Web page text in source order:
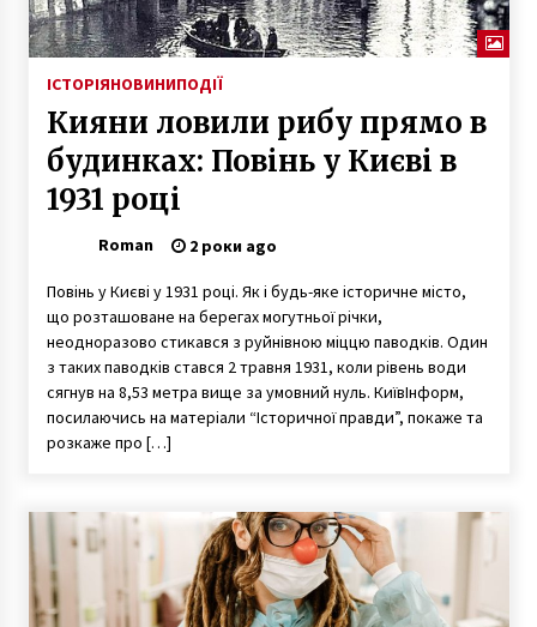
ІСТОРІЯНОВИНИПОДІЇ
Кияни ловили рибу прямо в
будинках: Повінь у Києві в
1931 році
Roman 2 роки ago
Повінь у Києві у 1931 році. Як і будь-яке історичне місто,
що розташоване на берегах могутньої річки,
неодноразово стикався з руйнівною міццю паводків. Один
з таких паводків стався 2 травня 1931, коли рівень води
сягнув на 8,53 метра вище за умовний нуль. КиївІнформ,
посилаючись на матеріали “Історичної правди”, покаже та
розкаже про […]